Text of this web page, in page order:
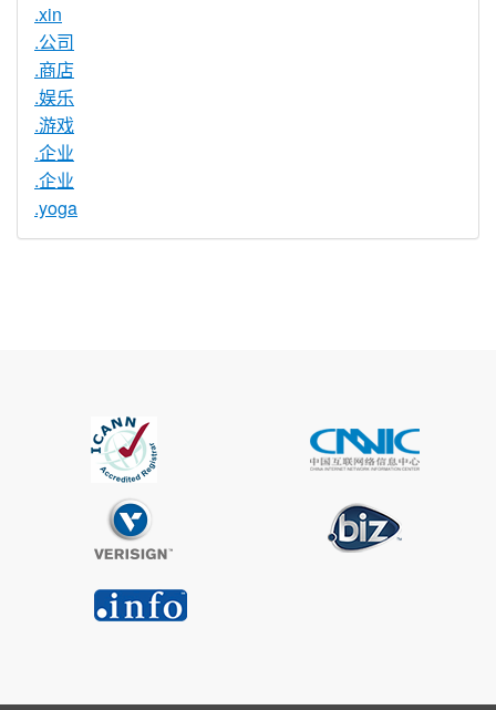
.xin
.公司
.商店
.娱乐
.游戏
.企业
.企业
.yoga